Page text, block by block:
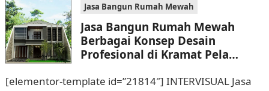
Jasa Bangun Rumah Mewah
Jasa Bangun Rumah Mewah
Berbagai Konsep Desain
Profesional di Kramat Pela
9933 588
[elementor-template id=”21814″] INTERVISUAL Jasa